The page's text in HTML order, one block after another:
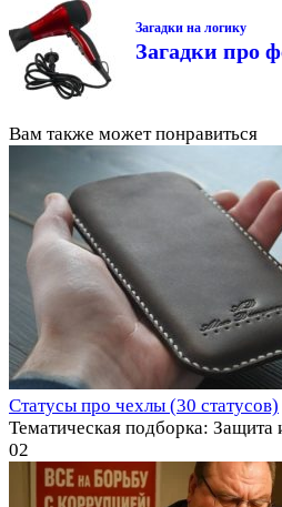
Загадки на логику
Загадки про
Вам также может понравиться
Статусы про чехлы (30 статусов)
Тематическая подборка:
02